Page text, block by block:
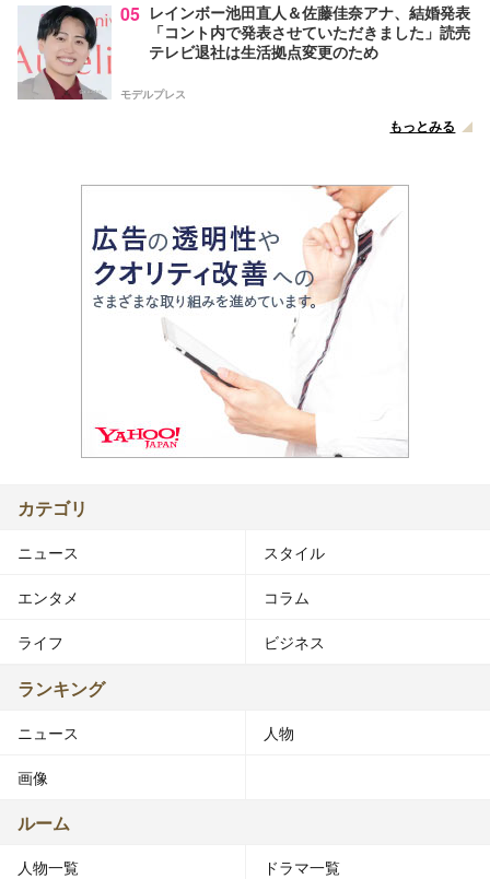
05 レインボー池田直人＆佐藤佳奈アナ、結婚発表
「コント内で発表させていただきました」読売
テレビ退社は生活拠点変更のため
モデルプレス
もっとみる
カテゴリ
ニュース スタイル
エンタメ コラム
ライフ ビジネス
ランキング
ニュース 人物
画像
ルーム
人物一覧 ドラマ一覧